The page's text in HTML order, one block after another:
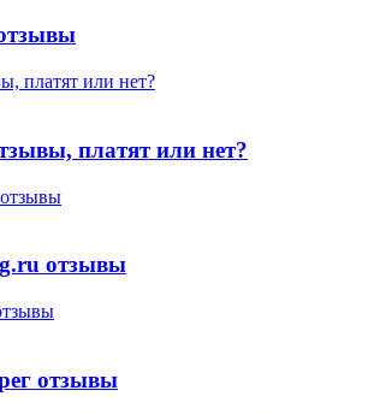
платят или нет?
платят или нет?
отзывы
отзывы